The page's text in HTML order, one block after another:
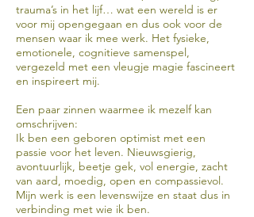
trauma’s in het lijf… wat een wereld is er
voor mij opengegaan en dus ook voor de
mensen waar ik mee werk. Het fysieke,
emotionele, cognitieve samenspel,
vergezeld met een vleugje magie fascineert
en inspireert mij.
Een paar zinnen waarmee ik mezelf kan
omschrijven:
Ik ben een geboren optimist met een
passie voor het leven. Nieuwsgierig,
avontuurlijk, beetje gek, vol energie, zacht
van aard, moedig, open en compassievol.
Mijn werk is een levenswijze en staat dus in
verbinding met wie ik ben.